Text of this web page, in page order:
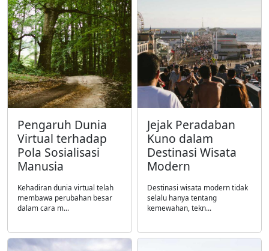
Pengaruh Dunia
Virtual terhadap
Pola Sosialisasi
Manusia
Kehadiran dunia virtual telah
membawa perubahan besar
dalam cara m...
Jejak Peradaban
Kuno dalam
Destinasi Wisata
Modern
Destinasi wisata modern tidak
selalu hanya tentang
kemewahan, tekn...